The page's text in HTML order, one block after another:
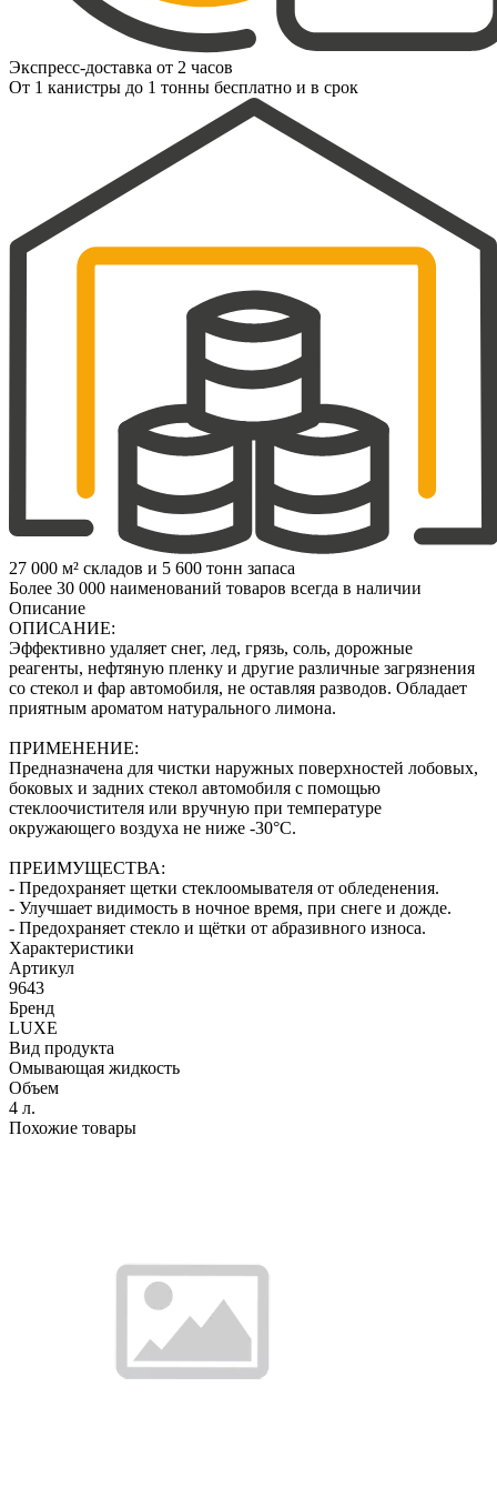
Экспресс-доставка от 2 часов
От 1 канистры до 1 тонны бесплатно и в срок
27 000 м² складов и 5 600 тонн запаса
Более 30 000 наименований товаров всегда в наличии
Описание
ОПИСАНИЕ:
Эффективно удаляет снег, лед, грязь, соль, дорожные
реагенты, нефтяную пленку и другие различные загрязнения
со стекол и фар автомобиля, не оставляя разводов. Обладает
приятным ароматом натурального лимона.
ПРИМЕНЕНИЕ:
Предназначена для чистки наружных поверхностей лобовых,
боковых и задних стекол автомобиля с помощью
стеклоочистителя или вручную при температуре
окружающего воздуха не ниже -30°С.
ПРЕИМУЩЕСТВА:
- Предохраняет щетки стеклоомывателя от обледенения.
- Улучшает видимость в ночное время, при снеге и дожде.
- Предохраняет стекло и щётки от абразивного износа.
Характеристики
Артикул
9643
Бренд
LUXE
Вид продукта
Омывающая жидкость
Объем
4 л.
Похожие товары